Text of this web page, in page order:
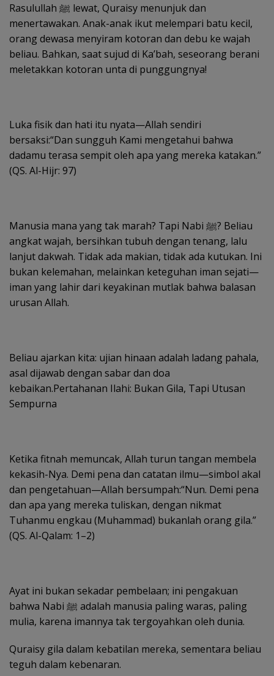
Rasulullah ﷺ lewat, Quraisy menunjuk dan
menertawakan. Anak-anak ikut melempari batu kecil,
orang dewasa menyiram kotoran dan debu ke wajah
beliau. Bahkan, saat sujud di Ka’bah, seseorang berani
meletakkan kotoran unta di punggungnya!
Luka fisik dan hati itu nyata—Allah sendiri
bersaksi:“Dan sungguh Kami mengetahui bahwa
dadamu terasa sempit oleh apa yang mereka katakan.”
(QS. Al-Hijr: 97)
Manusia mana yang tak marah? Tapi Nabi ﷺ? Beliau
angkat wajah, bersihkan tubuh dengan tenang, lalu
lanjut dakwah. Tidak ada makian, tidak ada kutukan. Ini
bukan kelemahan, melainkan keteguhan iman sejati—
iman yang lahir dari keyakinan mutlak bahwa balasan
urusan Allah.
Beliau ajarkan kita: ujian hinaan adalah ladang pahala,
asal dijawab dengan sabar dan doa
kebaikan.Pertahanan Ilahi: Bukan Gila, Tapi Utusan
Sempurna
Ketika fitnah memuncak, Allah turun tangan membela
kekasih-Nya. Demi pena dan catatan ilmu—simbol akal
dan pengetahuan—Allah bersumpah:“Nun. Demi pena
dan apa yang mereka tuliskan, dengan nikmat
Tuhanmu engkau (Muhammad) bukanlah orang gila.”
(QS. Al-Qalam: 1–2)
Ayat ini bukan sekadar pembelaan; ini pengakuan
bahwa Nabi ﷺ adalah manusia paling waras, paling
mulia, karena imannya tak tergoyahkan oleh dunia.
Quraisy gila dalam kebatilan mereka, sementara beliau
teguh dalam kebenaran.